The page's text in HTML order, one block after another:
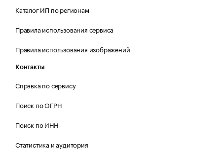
Каталог ИП по регионам
Правила использования сервиса
Правила использования изображений
Контакты
Справка по сервису
Поиск по ОГРН
Поиск по ИНН
Статистика и аудитория